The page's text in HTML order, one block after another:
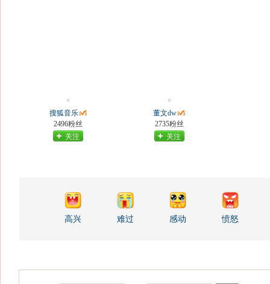
搜狐音乐
2496粉丝
关注
董文dw
2735粉丝
关注
高兴 难过 感动 愤怒